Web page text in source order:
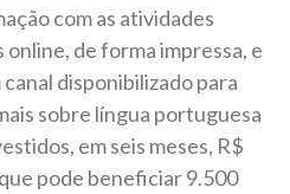
com as atividades
online, de forma impressa, e
disponibilizado para
sobre língua portuguesa
em seis meses, R$
pode beneficiar 9.500